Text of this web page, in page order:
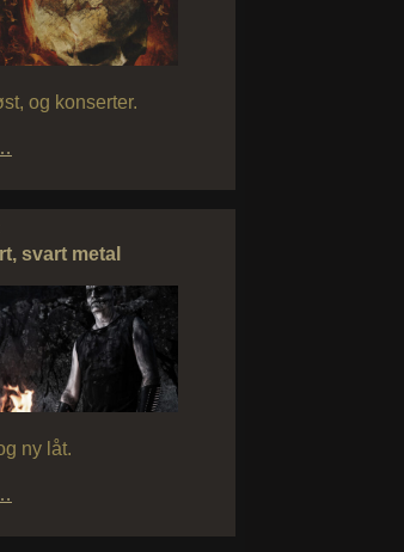
og konserter.
svart metal
ny låt.